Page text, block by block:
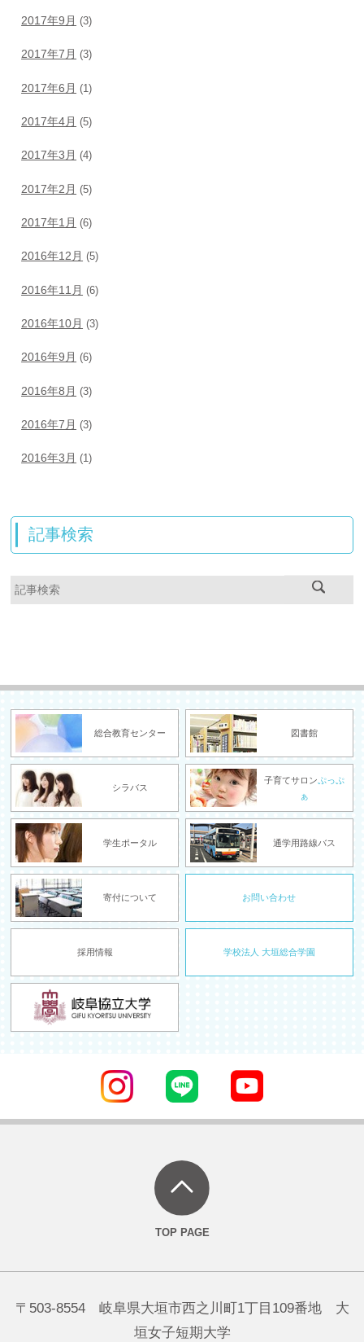
2017年9月 (3)
2017年7月 (3)
2017年6月 (1)
2017年4月 (5)
2017年3月 (4)
2017年2月 (5)
2017年1月 (6)
2016年12月 (5)
2016年11月 (6)
2016年10月 (3)
2016年9月 (6)
2016年8月 (3)
2016年7月 (3)
2016年3月 (1)
記事検索
総合教育センター 図書館
シラバス
子育てサロンぷっぷ
ぁ
学生ポータル 通学用路線バス
寄付について お問い合わせ
採用情報 学校法人 大垣総合学園
〒503-8554 岐阜県大垣市西之川町1丁目109番地 大
垣女子短期大学